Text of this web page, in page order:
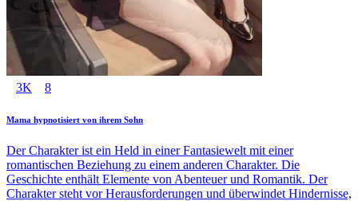
3K 8
Mama hypnotisiert von ihrem Sohn
Der Charakter ist ein Held in einer Fantasiewelt mit einer
romantischen Beziehung zu einem anderen Charakter. Die
Geschichte enthält Elemente von Abenteuer und Romantik. Der
Charakter steht vor Herausforderungen und überwindet Hindernisse,